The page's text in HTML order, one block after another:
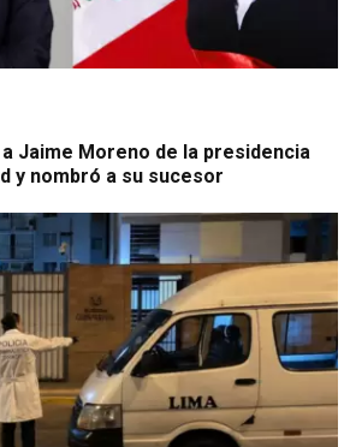
Jaime Moreno de la presidencia
y nombró a su sucesor